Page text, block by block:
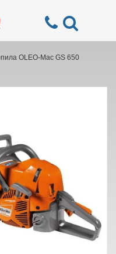
OLEO-Маc GS 650